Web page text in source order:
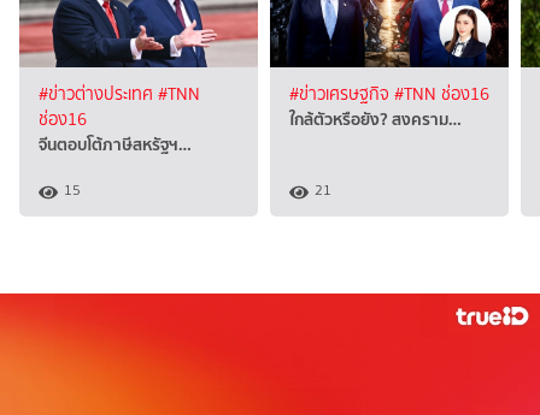
#ข่าวต่างประเทศ #TNN
ช่อง16
จีนตอบโต้ภาษีสหรัฐฯ…
15
#ข่าวเศรษฐกิจ #TNN ช่อง16
ใกล้ตัวหรือยัง? สงคราม…
21